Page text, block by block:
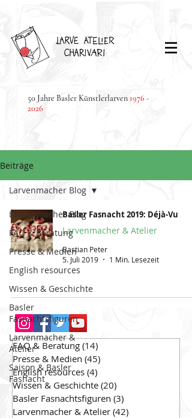
50 Jahre Basler Künstlerlarven 1976 -
2026
Beiträge
Larvenmacher Blog
FAQ & Beratung
Presse & Medien
English resources
Wissen & Geschichte
Basler
Fasnachtsfiguren
Larvenmacher &
Atelier
Saison & Basler
Fasnacht
Larvenmacher Blog
Basler Fasnacht 2019: Déjà-Vu
Larvenmacher & Atelier
Bastian Peter
5. Juli 2019
1 Min. Lesezeit
FAQ & Beratung (14)
Presse & Medien (45)
English resources (4)
Wissen & Geschichte (20)
Basler Fasnachtsfiguren (3)
Larvenmacher & Atelier (42)